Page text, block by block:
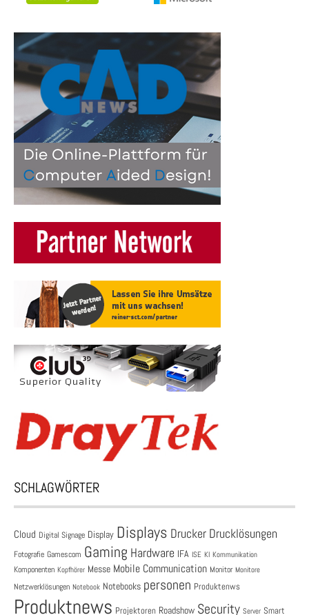
SCHLAGWÖRTER
Cloud Digital Signage Display Displays Drucker Drucklösungen
Fotografie Gamescom Gaming Hardware IFA ISE KI Kommunikation
Komponenten Kopfhörer Messe Mobile Communication Monitor Monitore
Netzwerklösungen Notebook Notebooks personen Produktenws
Produktnews Projektoren Roadshow Security Server Smart